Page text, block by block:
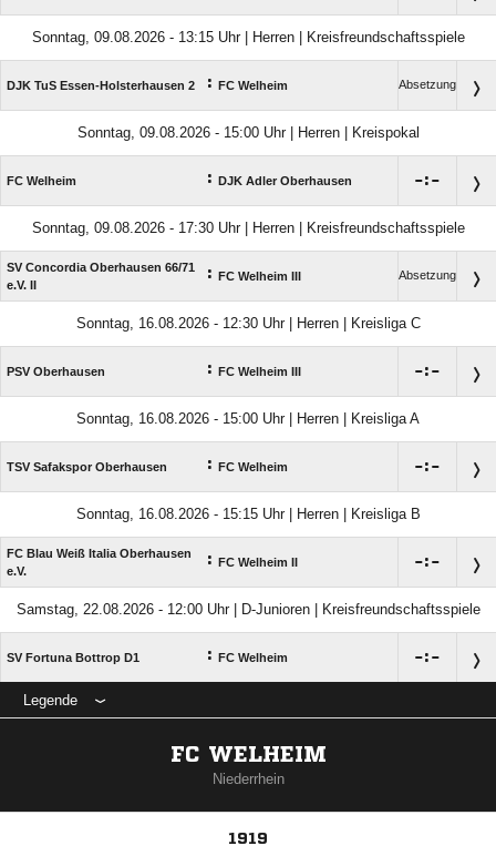
Sonntag, 09.08.2026 - 13:15 Uhr | Herren | Kreisfreundschaftsspiele
DJK TuS Essen-Holsterhausen 2 : FC Welheim Absetzung
Sonntag, 09.08.2026 - 15:00 Uhr | Herren | Kreispokal
FC Welheim : DJK Adler Oberhausen :
Sonntag, 09.08.2026 - 17:30 Uhr | Herren | Kreisfreundschaftsspiele
SV Concordia Oberhausen 66/​71
e.V. II
: FC Welheim III Absetzung
Sonntag, 16.08.2026 - 12:30 Uhr | Herren | Kreisliga C
PSV Oberhausen : FC Welheim III :
Sonntag, 16.08.2026 - 15:00 Uhr | Herren | Kreisliga A
TSV Safakspor Oberhausen : FC Welheim :
Sonntag, 16.08.2026 - 15:15 Uhr | Herren | Kreisliga B
FC Blau Weiß Italia Oberhausen
e.V.
: FC Welheim II :
Samstag, 22.08.2026 - 12:00 Uhr | D-Junioren | Kreisfreundschaftsspiele
SV Fortuna Bottrop D1 : FC Welheim :
Legende
FC WELHEIM
Niederrhein
1919